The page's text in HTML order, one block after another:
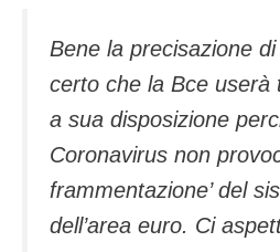
Bene la precisazione
certo che la Bce userà
a sua disposizione
Coronavirus non
frammentazione’ del
dell’area euro. Ci